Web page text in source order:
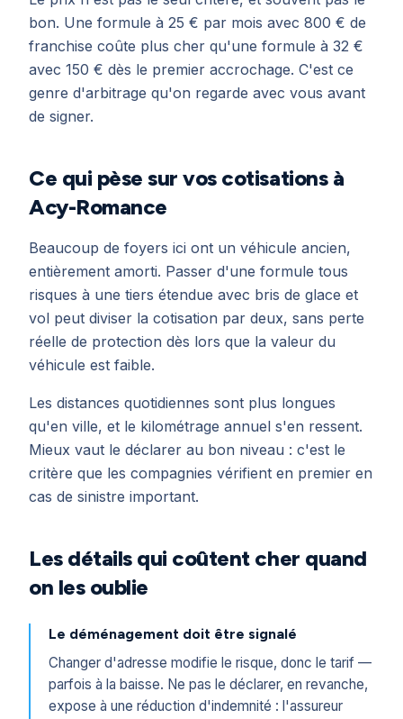
bon. Une formule à 25 € par mois avec 800 € de
franchise coûte plus cher qu'une formule à 32 €
avec 150 € dès le premier accrochage. C'est ce
genre d'arbitrage qu'on regarde avec vous avant
de signer.
Ce qui pèse sur vos cotisations à
Acy-Romance
Beaucoup de foyers ici ont un véhicule ancien,
entièrement amorti. Passer d'une formule tous
risques à une tiers étendue avec bris de glace et
vol peut diviser la cotisation par deux, sans perte
réelle de protection dès lors que la valeur du
véhicule est faible.
Les distances quotidiennes sont plus longues
qu'en ville, et le kilométrage annuel s'en ressent.
Mieux vaut le déclarer au bon niveau : c'est le
critère que les compagnies vérifient en premier en
cas de sinistre important.
Les détails qui coûtent cher quand
on les oublie
Le déménagement doit être signalé
Changer d'adresse modifie le risque, donc le tarif —
parfois à la baisse. Ne pas le déclarer, en revanche,
expose à une réduction d'indemnité : l'assureur